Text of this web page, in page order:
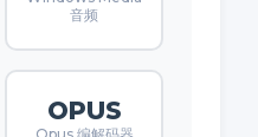
音频
OPUS